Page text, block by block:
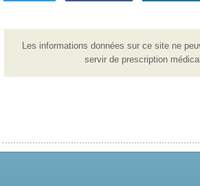
Les informations données sur ce site ne
servir de prescription